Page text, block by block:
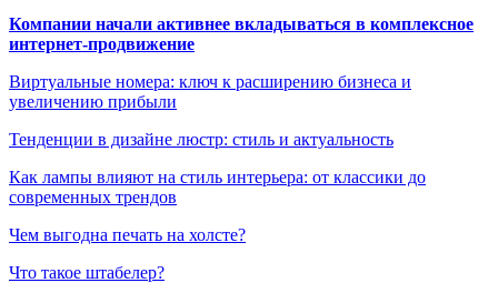
Компании начали активнее вкладываться в комплексное
интернет-продвижение
Виртуальные номера: ключ к расширению бизнеса и
увеличению прибыли
Тенденции в дизайне люстр: стиль и актуальность
Как лампы влияют на стиль интерьера: от классики до
современных трендов
Чем выгодна печать на холсте?
Что такое штабелер?